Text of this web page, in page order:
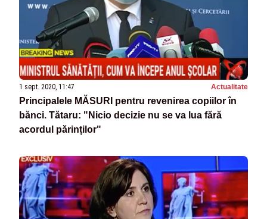
1 sept. 2020, 11:47 Actualitate
Principalele MĂSURI pentru revenirea copiilor în
bănci. Tătaru: "Nicio decizie nu se va lua fără
acordul părinților"